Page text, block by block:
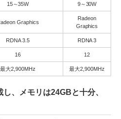
15～35W 9～30W
Graphics
Radeon
Graphics
RDNA 3.5 RDNA 3
16 12
最大2,900MHz 最大2,900MHz
、メモリは24GBと十分、